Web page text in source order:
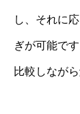
し、それに
ぎが可能で
比較しなが